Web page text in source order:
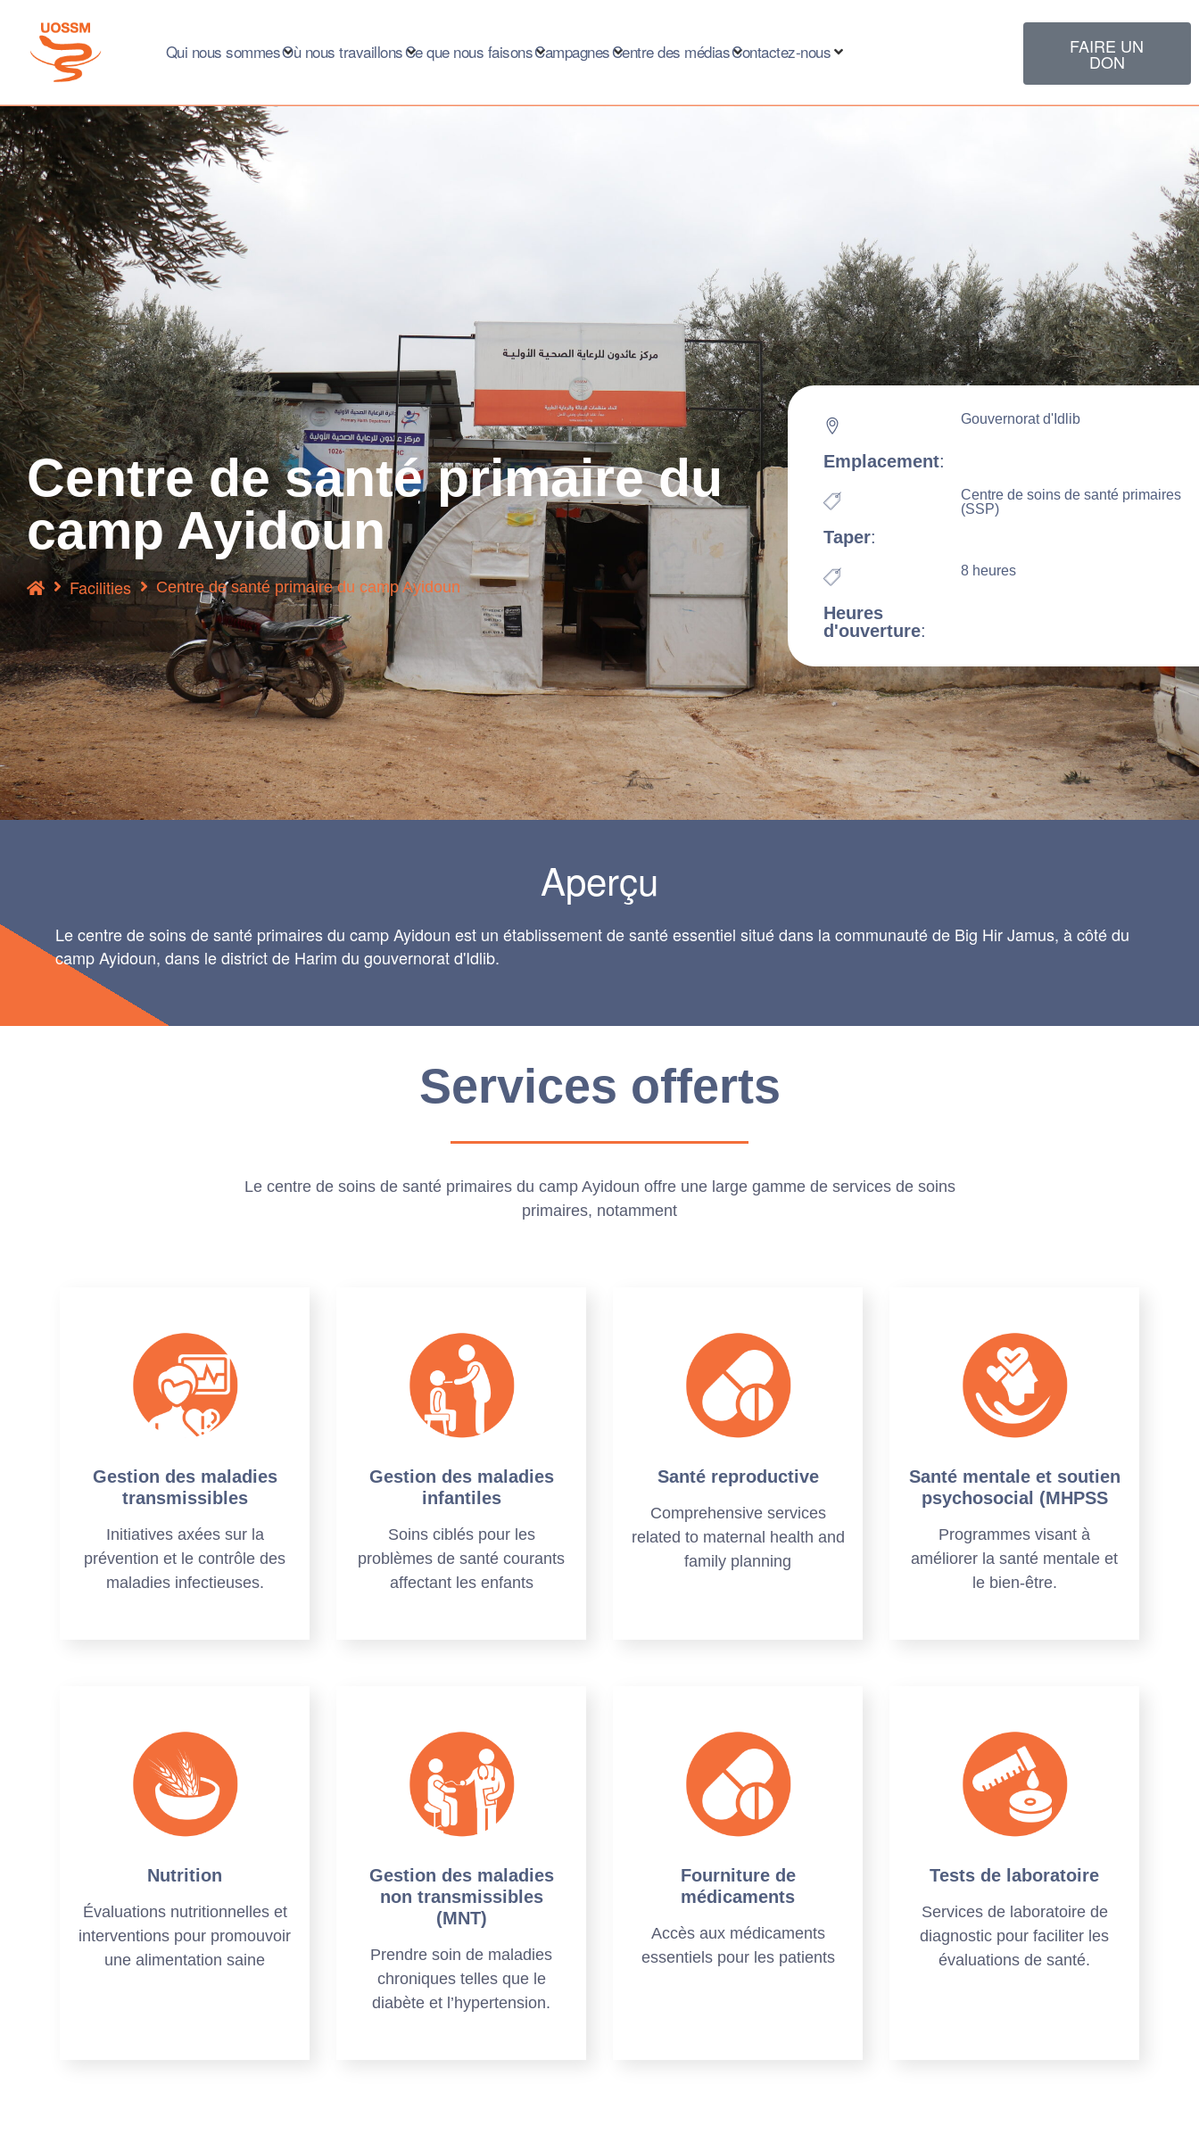
Qui nous sommesOù nous travaillonsCe que nous faisonsCampagnesCentre des médiasContactez-nous FAIRE UN
DON
Centre de santé primaire du
camp Ayidoun
Facilities Centre de santé primaire du camp Ayidoun
Emplacement:
Gouvernorat d'Idlib
Taper:
Centre de soins de santé primaires
(SSP)
Heures
d'ouverture:
8 heures
Aperçu
Le centre de soins de santé primaires du camp Ayidoun est un établissement de santé essentiel situé dans la communauté de Big Hir Jamus, à côté du
camp Ayidoun, dans le district de Harim du gouvernorat d'Idlib.
Services offerts
Le centre de soins de santé primaires du camp Ayidoun offre une large gamme de services de soins
primaires, notamment
Gestion des maladies
transmissibles
Initiatives axées sur la
prévention et le contrôle des
maladies infectieuses.
Gestion des maladies
infantiles
Soins ciblés pour les
problèmes de santé courants
affectant les enfants
Santé reproductive
Comprehensive services
related to maternal health and
family planning
Santé mentale et soutien
psychosocial (MHPSS
Programmes visant à
améliorer la santé mentale et
le bien-être.
Nutrition
Évaluations nutritionnelles et
interventions pour promouvoir
une alimentation saine
Gestion des maladies
non transmissibles
(MNT)
Prendre soin de maladies
chroniques telles que le
diabète et l’hypertension.
Fourniture de
médicaments
Accès aux médicaments
essentiels pour les patients
Tests de laboratoire
Services de laboratoire de
diagnostic pour faciliter les
évaluations de santé.